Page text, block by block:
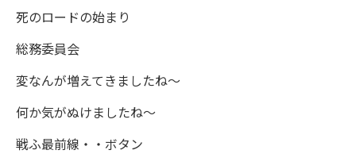
死のロードの始まり
総務委員会
変なんが増えてきましたね～
何か気がぬけましたね～
戦ふ最前線・・ボタン